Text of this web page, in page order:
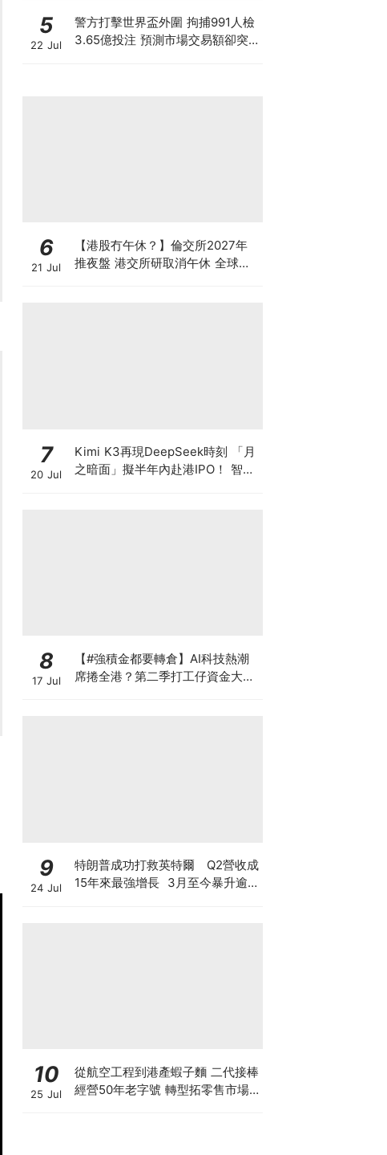
5
22 Jul
警方打擊世界盃外圍 拘捕991人檢
3.65億投注 預測市場交易額卻突
6
21 Jul
【港股冇午休？】倫交所2027年
推夜盤 港交所研取消午休 全球交
7
20 Jul
Kimi K3再現DeepSeek時刻 「月
之暗面」擬半年內赴港IPO！ 智譜
8
17 Jul
【#強積金都要轉倉】AI科技熱潮
席捲全港？第二季打工仔資金大遷
9
24 Jul
特朗普成功打救英特爾 Q2營收成
15年來最強增長 3月至今暴升逾2
10
25 Jul
從航空工程到港產蝦子麵 二代接棒
經營50年老字號 轉型拓零售市場